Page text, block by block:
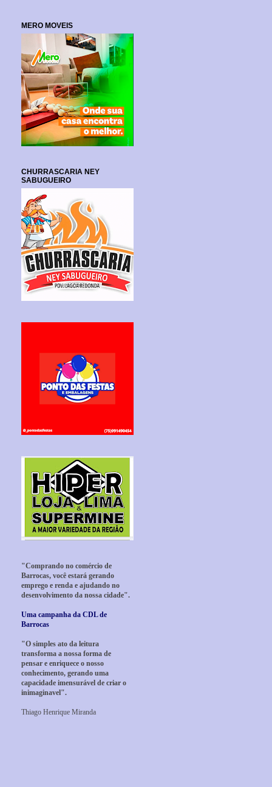
MERO MOVEIS
CHURRASCARIA NEY
SABUGUEIRO
"Comprando no comércio de
Barrocas, você estará gerando
emprego e renda e ajudando no
desenvolvimento da nossa cidade".
Uma campanha da CDL de
Barrocas
"O simples ato da leitura
transforma a nossa forma de
pensar e enriquece o nosso
conhecimento, gerando uma
capacidade imensurável de criar o
inimaginavel".
Thiago Henrique Miranda